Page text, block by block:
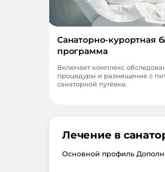
Санаторно-курортная
программа
Включает комплекс
процедуры и размещение с
санаторной путёвке.
Лечение в
Основной профиль